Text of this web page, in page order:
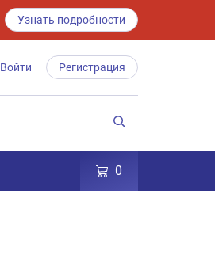
Узнать подробности
Войти Регистрация
0